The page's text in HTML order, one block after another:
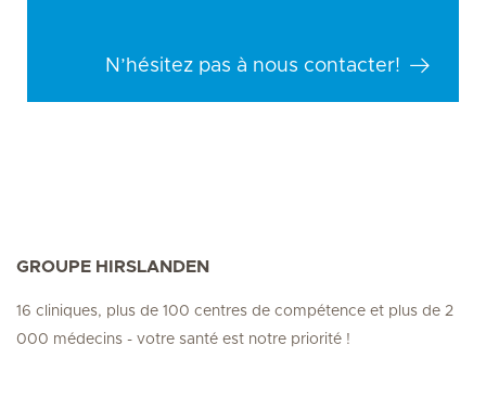
N’hésitez pas à nous contacter!
GROUPE HIRSLANDEN
16 cliniques, plus de 100 centres de compétence et plus de 2
000 médecins - votre santé est notre priorité !